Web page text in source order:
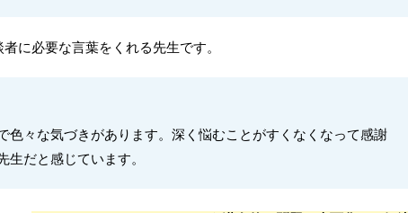
に必要な言葉をくれる先生です。
色々な気づきがあります。深く悩むことがすくなくなって感謝
生だと感じています。